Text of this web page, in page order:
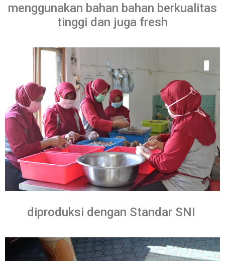
menggunakan bahan bahan berkualitas
tinggi dan juga fresh
diproduksi dengan Standar SNI